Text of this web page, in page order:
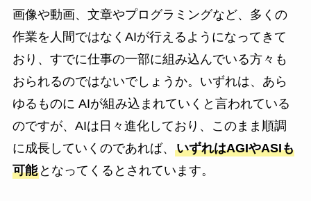
画像や動画、文章やプログラミングなど、多くの
作業を人間ではなくAIが行えるようになってきて
おり、すでに仕事の一部に組み込んでいる方々も
おられるのではないでしょうか。いずれは、あら
ゆるものに AIが組み込まれていくと言われている
のですが、AIは日々進化しており、このまま順調
に成長していくのであれば、 いずれはAGIやASIも
可能となってくるとされています。